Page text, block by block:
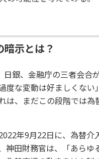
示とは？
日銀、金融庁の三者会合
度な変動は好ましくな
は、まだこの段階では
年9月22日に、為替
神田財務官は、「あら